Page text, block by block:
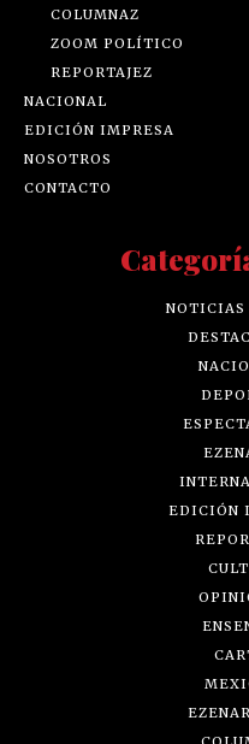
COLUMNAZ
ZOOM POLÍTICO
REPORTAJEZ
NACIONAL
EDICIÓN IMPRESA
NOSOTROS
CONTACTO
EDICIÓN